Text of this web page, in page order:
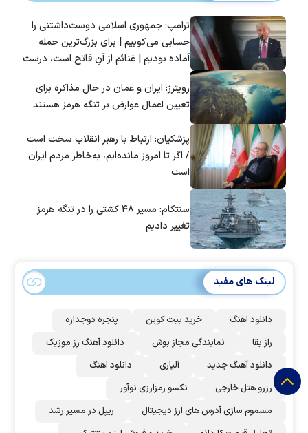
ترامپ: جمهوری اسلامی دوست‌داشتنی را
حسابی می‌کوبیم | برای بزرگ‌ترین حمله
آماده بودیم | غنائم از آنِ فاتح است، درست
رویترز: ایران و عمان در حال مذاکره برای
تعیین اعمال عوارض بر تنگه هرمز هستند
پزشکیان: ارتباط با رهبر انقلاب سخت است
/ اگر تا امروز مانده‌ایم، به‌خاطر مردم ایران
است
سنتکام: مسیر ۴۸ کشتی را در تنگه هرمز
تغییر دادیم
لینک های مفید
دانلود اهنگ خرید بیت کوین
پنجره دوجداره
راز بقا
نمایندگی مجاز بوش
دانلود آهنگ رز‌ موزیک
دانلود آهنگ جدید
آلپاری
دانلود اهنگ
رزرو هتل خارجی
نکسو رمزارزی نوآور
مسموم سازی آدرس های ارز دیجیتال
ریپل در مسیر رشد